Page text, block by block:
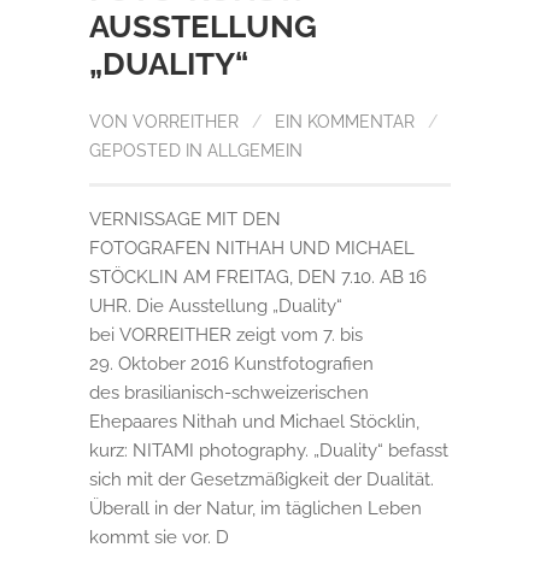
AUSSTELLUNG
„DUALITY“
VON VORREITHER / EIN KOMMENTAR
/
GEPOSTED IN ALLGEMEIN
VERNISSAGE MIT DEN
FOTOGRAFEN NITHAH UND MICHAEL
STÖCKLIN AM FREITAG, DEN 7.10. AB 16
UHR. Die Ausstellung „Duality“
bei VORREITHER zeigt vom 7. bis
29. Oktober 2016 Kunstfotografien
des brasilianisch-schweizerischen
Ehepaares Nithah und Michael Stöcklin,
kurz: NITAMI photography. „Duality“ befasst
sich mit der Gesetzmäßigkeit der Dualität.
Überall in der Natur, im täglichen Leben
kommt sie vor. D